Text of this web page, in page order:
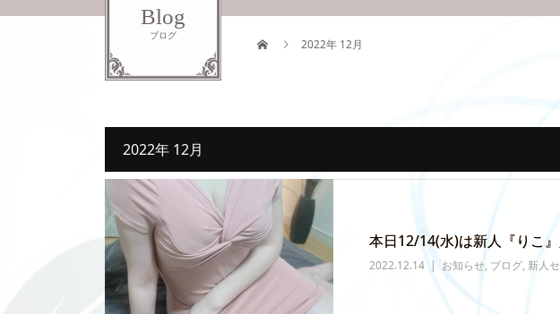
Blog
ブログ
2022年 12月
2022年 12月
本日12/14(水)は新人『りこ
2022.12.14 お知らせ, ブログ, 新人